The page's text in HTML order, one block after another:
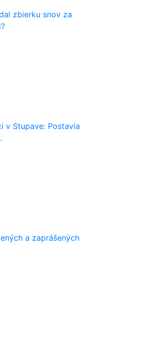
zbierku snov za
v Stupave: Postavia
a zaprášených